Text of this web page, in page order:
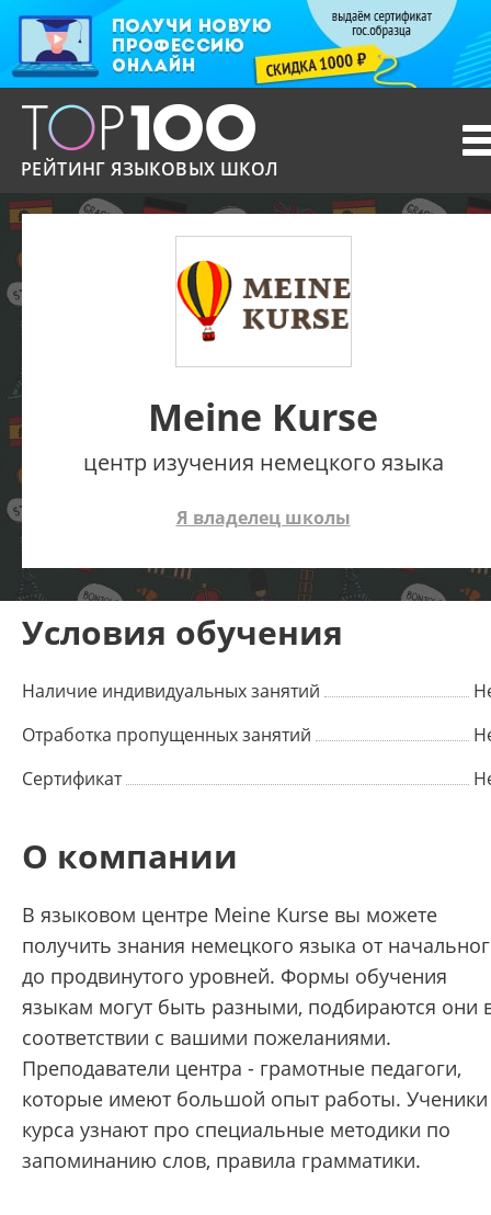
РЕЙТИНГ ЯЗЫКОВЫХ ШКОЛ
Meine Kurse
центр изучения немецкого языка
Я владелец школы
Условия обучения
Наличие индивидуальных занятий
Отработка пропущенных занятий
Сертификат
О компании
В языковом центре Meine Kurse вы можете
получить знания немецкого языка от
до продвинутого уровней. Формы обучения
языкам могут быть разными, подбираются они
соответствии с вашими пожеланиями.
Преподаватели центра - грамотные педагоги,
которые имеют большой опыт работы. Ученики
курса узнают про специальные методики по
запоминанию слов, правила грамматики.